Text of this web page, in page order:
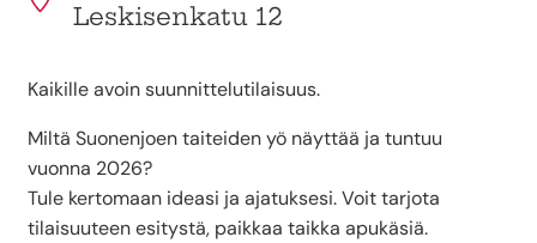
Leskisenkatu 12
Kaikille avoin suunnittelutilaisuus.
Miltä Suonenjoen taiteiden yö näyttää ja tuntuu
vuonna 2026?
Tule kertomaan ideasi ja ajatuksesi. Voit tarjota
tilaisuuteen esitystä, paikkaa taikka apukäsiä.